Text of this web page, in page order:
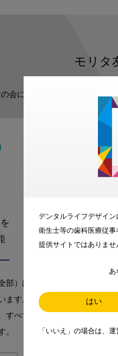
デンタルライフデザイ
衛生士等の歯科医療従
提供サイトではありませ
あ
はい
「いいえ」の場合は、
モリタ
会に登録いただくと、デンタ
部）は
ます。
すべて
。
師、
お届